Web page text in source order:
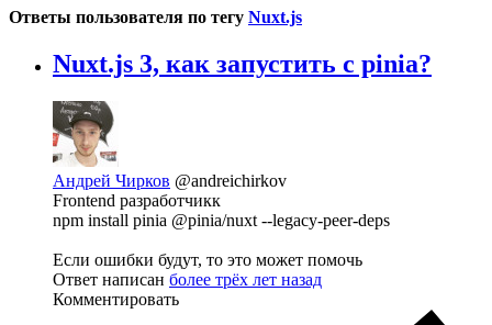
Ответы пользователя по тегу Nuxt.js
Nuxt.js 3, как запустить с pinia?
Андрей Чирков @andreichirkov
Frontend разработчикк
npm install pinia @pinia/nuxt --legacy-peer-deps
Если ошибки будут, то это может помочь
Ответ написан более трёх лет назад
Комментировать